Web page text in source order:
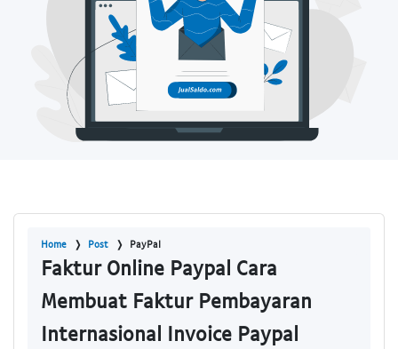
Home Post PayPal
Faktur Online Paypal Cara
Membuat Faktur Pembayaran
Internasional Invoice Paypal